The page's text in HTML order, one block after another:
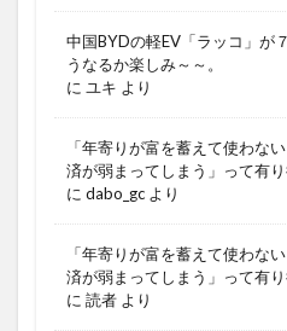
中国BYDの軽EV「ラッコ」が
うなるか楽しみ～～。
に ユキ より
「年寄りが富を蓄えて使わな
済が弱まってしまう」って有
に dabo_gc より
「年寄りが富を蓄えて使わな
済が弱まってしまう」って有
に 読者 より